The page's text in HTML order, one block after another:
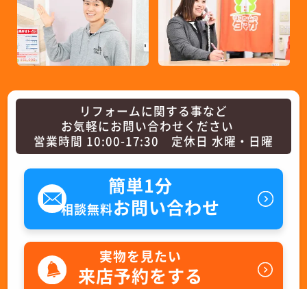
リフォームに関する事など
お気軽にお問い合わせください
営業時間 10:00-17:30 定休日 水曜・日曜
簡単1分
相談無料お問い合わせ
実物を見たい
来店予約をする